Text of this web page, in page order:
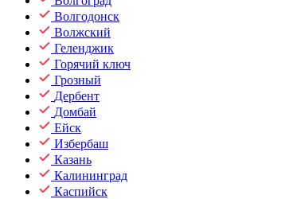
Волгодонск
Волжский
Геленджик
Горячий ключ
Грозный
Дербент
Домбай
Ейск
Избербаш
Казань
Калининград
Каспийск